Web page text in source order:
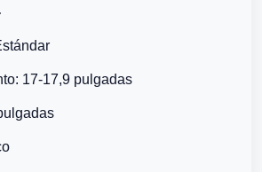
17-17,9 pulgadas